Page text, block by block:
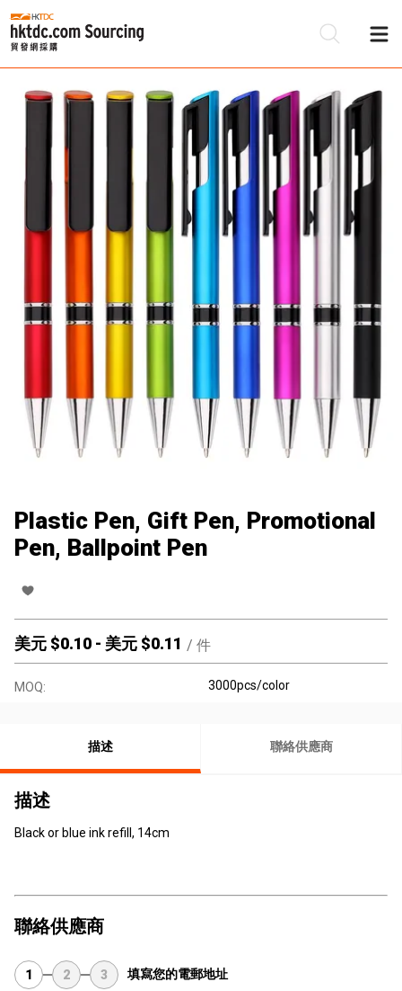
Plastic Pen, Gift Pen, Promotional
Pen, Ballpoint Pen
美元 $0.10 - 美元 $0.11 / 件
MOQ: 3000pcs/color
描述 聯絡供應商
描述
Black or blue ink refill, 14cm
聯絡供應商
1 2 3 填寫您的電郵地址